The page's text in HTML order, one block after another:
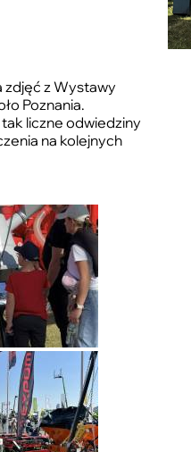
zdjęć z Wystawy
Poznania.
liczne odwiedziny
na kolejnych